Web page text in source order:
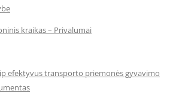
kraikas – Privalumai
efektyvus transporto priemonės gyvavimo